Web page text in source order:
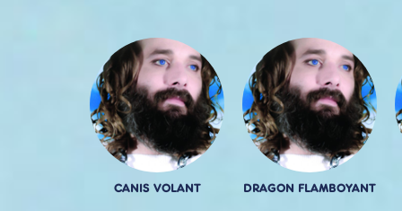
CANIS VOLANT DRAGON FLAMBOYANT